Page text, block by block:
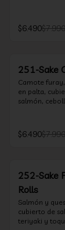
$6.490$7.990
251-Sake
Camote
en palta,
salmón,
$6.490$7.990
252-Sake
Rolls
Salmón y
cubierto de
teriyaki y